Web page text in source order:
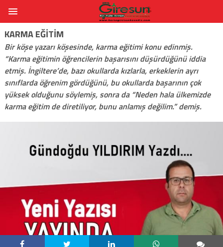
KARMA EĞITIM
Bir köşe yazarı köşesinde, karma eğitimi konu edinmiş.
“Karma eğitimin öğrencilerin başarısını düşürdüğünü iddia
etmiş. İngiltere’de, bazı okullarda kızlarla, erkeklerin ayrı
sınıflarda öğrenim gördüğünü, bu okullarda başarının çok
yüksek olduğunu söylemiş, sonra da “Neden hala ülkemizde
karma eğitim de diretiliyor, bunu anlamış değilim.” demiş.